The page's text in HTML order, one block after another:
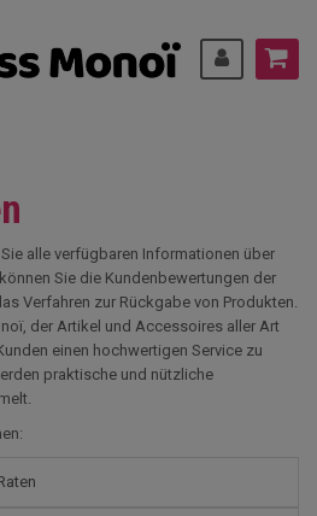
alle verfügbaren Informationen über
Sie die Kundenbewertungen der
Verfahren zur Rückgabe von Produkten.
der Artikel und Accessoires aller Art
einen hochwertigen Service zu
praktische und nützliche